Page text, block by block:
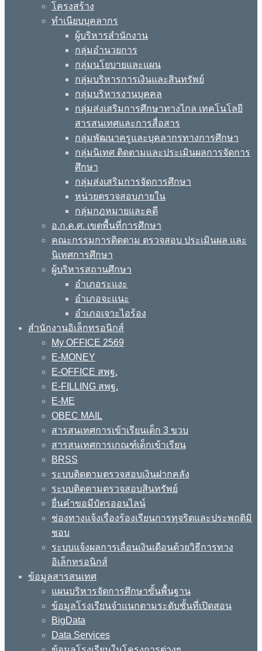
โครงสร้าง
ทำเนียบบุคลากร
ผู้บริหารสำนักงาน
กลุ่มอำนวยการ
กลุ่มนโยบายและแผน
กลุ่มบริหารการเงินและสินทรัพย์
กลุ่มบริหารงานบุคคล
กลุ่มส่งเสริมการศึกษาทางไกล เทคโนโลยี
สารสนเทศและการสื่อสาร
กลุ่มพัฒนาครูและบุคลากรทางการศึกษา
กลุ่มนิเทศ ติดตามและประเมินผลการจัดการ
ศึกษา
กลุ่มส่งเสริมการจัดการศึกษา
หน่วยตรวจสอบภายใน
กลุ่มกฎหมายและคดี
อ.ก.ค.ศ. เขตพื้นที่การศึกษา
คณะกรรมการติดตาม ตรวจสอบ ประเมินผล และ
นิเทศการศึกษา
ผู้บริหารสถานศึกษา
อำเภอระแงะ
อำเภอจะแนะ
อำเภอเจาะไอร้อง
สำนักงานอิเล็กทรอนิกส์
My OFFICE 2569
E-MONEY
E-OFFICE สพฐ.
E-FILLING สพฐ.
E-ME
OBEC MAIL
สารสนเทศการเข้าเรียนเด็ก 3 ขวบ
สารสนเทศการเกณฑ์เด็กเข้าเรียน
BRSS
ระบบติดตามตรวจสอบเงินฝากคลัง
ระบบติดตามตรวจสอบสินทรัพย์
ยื่นคำขอมีบัตรออนไลน์
ช่องทางแจ้งเรื่องร้องเรียนการทุจริตและประพฤติมิ
ชอบ
ระบบแจ้งผลการเลื่อนเงินเดือนด้วยวิธีการทาง
อิเล็กทรอนิกส์
ข้อมูลสารสนเทศ
แผนบริหารจัดการศึกษาขั้นพื้นฐาน
ข้อมูลโรงเรียนจำแนกตามระดับชั้นที่เปิดสอน
BigData
Data Services